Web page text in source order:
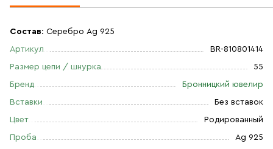
Состав: Серебро Ag 925
Артикул BR-810801414
Размер цепи / шнурка 55
Бренд Бронницкий ювелир
Вставки Без вставок
Цвет Родированный
Проба Ag 925